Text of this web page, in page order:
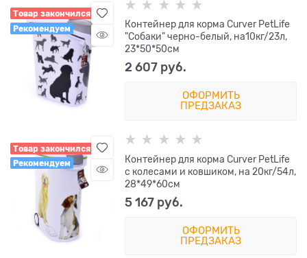
Товар закончился
Рекомендуем
Контейнер для корма Curver PetLife
"Собаки" черно-белый, на10кг/23л,
23*50*50см
2 607 руб.
ОФОРМИТЬ
ПРЕДЗАКАЗ
Товар закончился
Рекомендуем
Контейнер для корма Curver PetLife
с колесами и ковшиком, на 20кг/54л,
28*49*60см
5 167 руб.
ОФОРМИТЬ
ПРЕДЗАКАЗ